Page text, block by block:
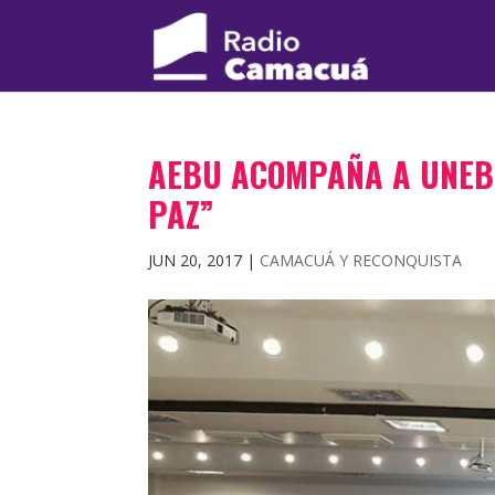
AEBU ACOMPAÑA A
PAZ”
JUN 20, 2017 | CAMACUÁ Y RECONQUISTA